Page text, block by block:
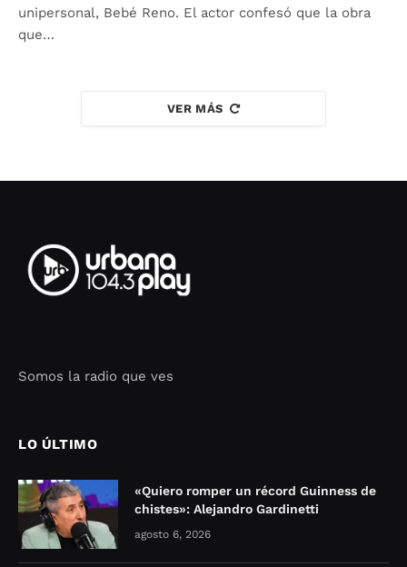
unipersonal, Bebé Reno. El actor confesó que la obra
que…
VER MÁS
Somos la radio que ves
LO ÚLTIMO
«Quiero romper un récord Guinness de
chistes»: Alejandro Gardinetti
agosto 6, 2026